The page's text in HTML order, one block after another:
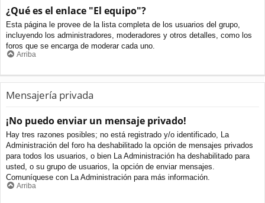
¿Qué es el enlace "El equipo"?
Esta página le provee de la lista completa de los usuarios del grupo,
incluyendo los administradores, moderadores y otros detalles, como los
foros que se encarga de moderar cada uno.
Arriba
Mensajería privada
¡No puedo enviar un mensaje privado!
Hay tres razones posibles; no está registrado y/o identificado, La
Administración del foro ha deshabilitado la opción de mensajes privados
para todos los usuarios, o bien La Administración ha deshabilitado para
usted, o su grupo de usuarios, la opción de enviar mensajes.
Comuníquese con La Administración para más información.
Arriba